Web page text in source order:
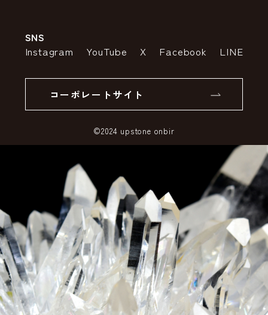
特定商取引法の表示
SSLサーバー証明書とは
SNS
Instagram YouTube X Facebook LINE
コーポレートサイト
©2024 upstone onbir